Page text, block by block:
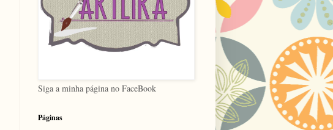
Siga a minha página no FaceBook
Páginas